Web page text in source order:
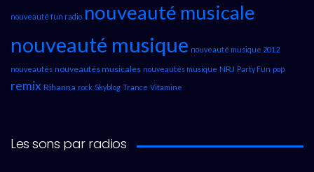
nouveauté fun radio nouveauté musicale
nouveauté musique nouveauté musique 2012
nouveautés nouveautés musicales nouveautés musique NRJ Party Fun pop
remix Rihanna rock Skyblog Trance Vitamine
Les sons par radios